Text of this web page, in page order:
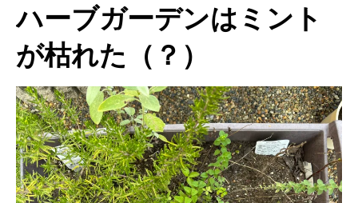
ハーブガーデンはミント
が枯れた（？）